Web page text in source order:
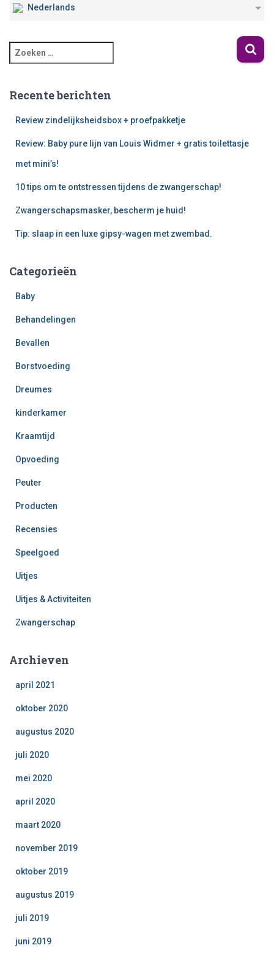
Nederlands
Recente berichten
Review zindelijksheidsbox + proefpakketje
Review: Baby pure lijn van Louis Widmer + gratis toilettasje
met mini’s!
10 tips om te ontstressen tijdens de zwangerschap!
Zwangerschapsmasker, bescherm je huid!
Tip: slaap in een luxe gipsy-wagen met zwembad.
Categorieën
Baby
Behandelingen
Bevallen
Borstvoeding
Dreumes
kinderkamer
Kraamtijd
Opvoeding
Peuter
Producten
Recensies
Speelgoed
Uitjes
Uitjes & Activiteiten
Zwangerschap
Archieven
april 2021
oktober 2020
augustus 2020
juli 2020
mei 2020
april 2020
maart 2020
november 2019
oktober 2019
augustus 2019
juli 2019
juni 2019